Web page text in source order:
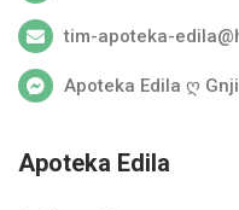
TERRANOVA
UNIMED Pharma
URIAGE
VICHY
tim-apoteka-
Apoteka Edila ღ
Apoteka Edila